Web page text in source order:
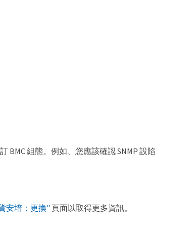
BMC 組態。例如、您應該確認 SNMP 設陷
安培；更換" 頁面以取得更多資訊。